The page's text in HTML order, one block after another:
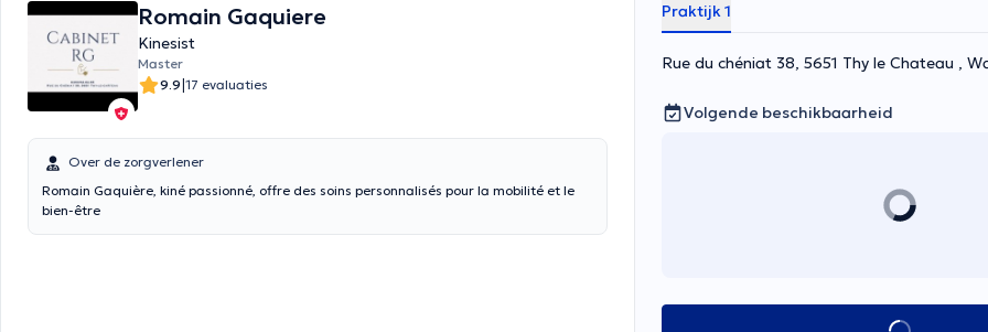
Romain Gaquiere
Kinesist
Master
9.9|17 evaluaties
Over de zorgverlener
Romain Gaquière, kiné passionné, offre des soins personnalisés pour la mobilité et le
bien-être
Praktijk 1
Rue du chéniat 38, 5651 Thy le Chateau ,
Volgende beschikbaarheid